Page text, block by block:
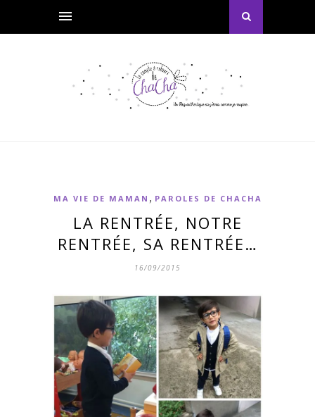
MA VIE DE MAMAN , PAROLES DE CHACHA
LA RENTRÉE, NOTRE
RENTRÉE, SA RENTRÉE…
16/09/2015